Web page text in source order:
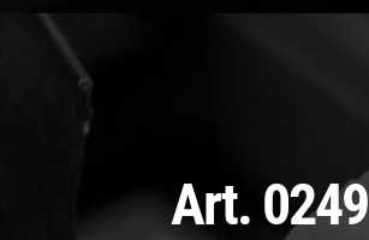
Art. 0249